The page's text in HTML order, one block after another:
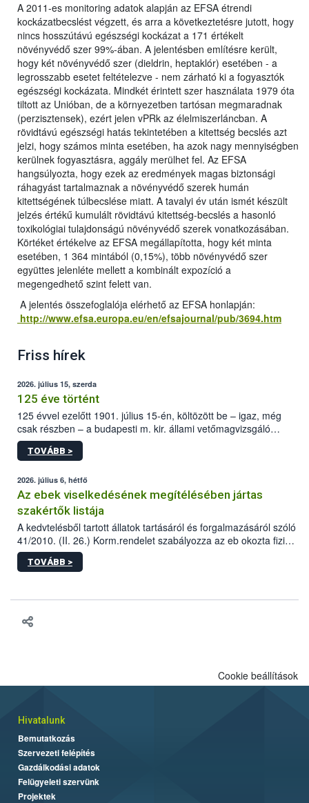
A 2011-es monitoring adatok alapján az EFSA étrendi
kockázatbecslést végzett, és arra a következtetésre jutott, hogy
nincs hosszútávú egészségi kockázat a 171 értékelt
növényvédő szer 99%-ában. A jelentésben említésre került,
hogy két növényvédő szer (dieldrin, heptaklór) esetében - a
legrosszabb esetet feltételezve - nem zárható ki a fogyasztók
egészségi kockázata. Mindkét érintett szer használata 1979 óta
tiltott az Unióban, de a környezetben tartósan megmaradnak
(perzisztensek), ezért jelen vPRk az élelmiszerláncban. A
rövidtávú egészségi hatás tekintetében a kitettség becslés azt
jelzi, hogy számos minta esetében, ha azok nagy mennyiségben
kerülnek fogyasztásra, aggály merülhet fel. Az EFSA
hangsúlyozta, hogy ezek az eredmények magas biztonsági
ráhagyást tartalmaznak a növényvédő szerek humán
kitettségének túlbecslése miatt. A tavalyi év után ismét készült
jelzés értékű kumulált rövidtávú kitettség-becslés a hasonló
toxikológiai tulajdonságú növényvédő szerek vonatkozásában.
Körtéket értékelve az EFSA megállapította, hogy két minta
esetében, 1 364 mintából (0,15%), több növényvédő szer
együttes jelenléte mellett a kombinált expozíció a
megengedhető szint felett van.
A jelentés összefoglalója elérhető az EFSA honlapján:
http://www.efsa.europa.eu/en/efsajournal/pub/3694.htm
Friss hírek
2026. július 15, szerda
125 éve történt
125 évvel ezelőtt 1901. július 15-én, költözött be – igaz, még
csak részben – a budapesti m. kir. állami vetőmagvizsgáló
állomás a Kis Rókus utca 15. szám alatti, Czigler Győző által
tervezett új épületébe.
TOVÁBB >
2026. július 6, hétfő
Az ebek viselkedésének megítélésében jártas
szakértők listája
A kedvtelésből tartott állatok tartásáról és forgalmazásáról szóló
41/2010. (II. 26.) Korm.rendelet szabályozza az eb okozta fizikai
sérülés, illetve ennek veszélye keletkezésekor felmerülő
hatósági feladatokat, valamint a veszélyes eb tartását és annak
TOVÁBB >
Cookie beállítások
Hivatalunk
Bemutatkozás
Szervezeti felépítés
Gazdálkodási adatok
Felügyeleti szervünk
Projektek